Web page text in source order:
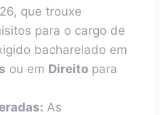
que trouxe
para o cargo de
bacharelado em
ou em Direito para
As